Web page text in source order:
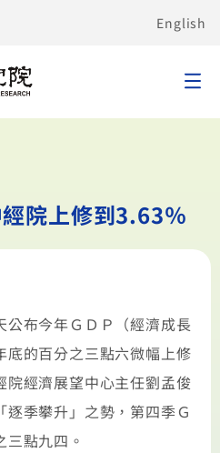
English
院上修到3.63％
布今年ＧＤＰ（經濟成長
底的百分之三點六微幅上修
經濟展望中心主任劉孟俊
季攀升」之勢，第四季Ｇ
點九四。